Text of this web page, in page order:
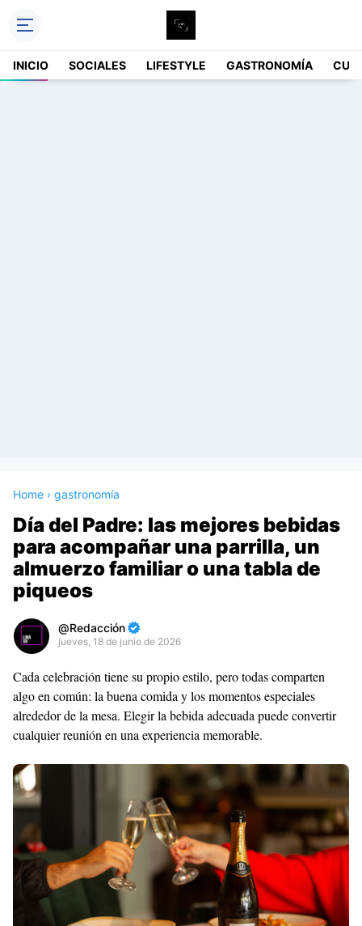
INICIO SOCIALES LIFESTYLE GASTRONOMÍA
Home › gastronomía
Día del Padre: las mejores bebidas
para acompañar una parrilla, un
almuerzo familiar o una tabla de
piqueos
Redacción
jueves, 18 de junio de 2026
Premium
By
Raushan
Design
With
Templates
Cada celebración tiene su propio estilo, pero todas comparten
algo en común: la buena comida y los momentos especiales
alrededor de la mesa. Elegir la bebida adecuada puede convertir
cualquier reunión en una experiencia memorable.